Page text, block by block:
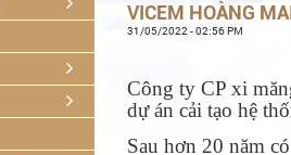
VICEM HOÀNG
31/05/2022 - 02:56 PM
Công ty CP xi
dự án cải tạo hệ
Sau hơn 20 năm